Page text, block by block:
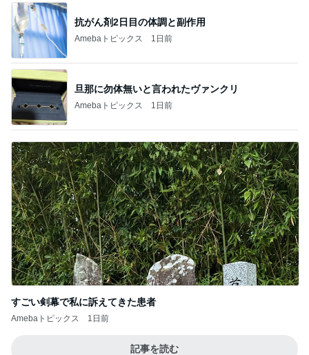
抗がん剤2日目の体調と副作用
Amebaトピックス 1日前
旦那に勿体無いと言われたヴァンクリ
Amebaトピックス 1日前
すごい剣幕で私に訴えてきた患者
Amebaトピックス 1日前
記事を読む